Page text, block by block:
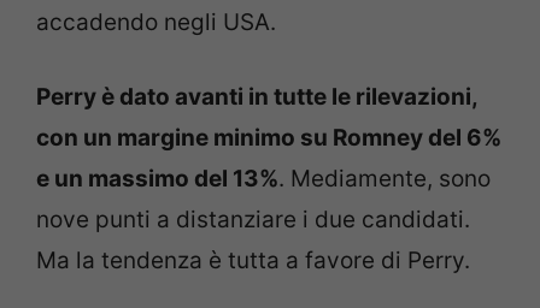
accadendo negli USA.
Perry è dato avanti in tutte le rilevazioni,
con un margine minimo su Romney del 6%
e un massimo del 13%. Mediamente, sono
nove punti a distanziare i due candidati.
Ma la tendenza è tutta a favore di Perry.